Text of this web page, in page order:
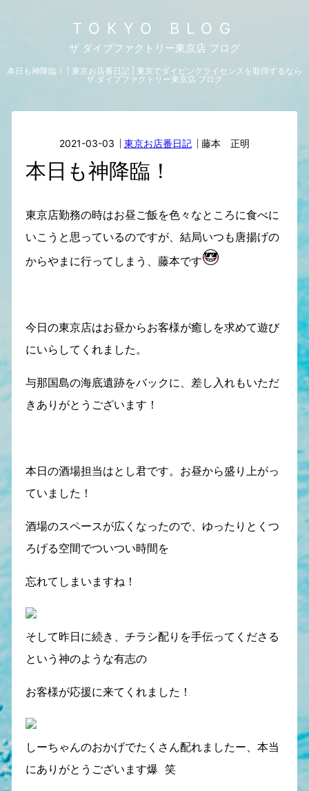
TOKYO BLOG
ザ ダイブファクトリー東京店 ブログ
本日も神降臨！ | 東京お店番日記 | 東京でダイビングライセンスを取得するなら
ザ ダイブファクトリー東京店 ブログ
2021-03-03 東京お店番日記 藤本 正明
本日も神降臨！
東京店勤務の時はお昼ご飯を色々なところに食べに
いこうと思っているのですが、結局いつも唐揚げの
からやまに行ってしまう、藤本です
今日の東京店はお昼からお客様が癒しを求めて遊び
にいらしてくれました。
与那国島の海底遺跡をバックに、差し入れもいただ
きありがとうございます！
本日の酒場担当はとし君です。お昼から盛り上がっ
ていました！
酒場のスペースが広くなったので、ゆったりとくつ
ろげる空間でついつい時間を
忘れてしまいますね！
そして昨日に続き、チラシ配りを手伝ってくださる
という神のような有志の
お客様が応援に来てくれました！
しーちゃんのおかげでたくさん配れましたー、本当
にありがとうございます爆 笑